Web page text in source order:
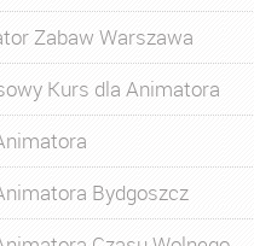
Zabaw Warszawa
Kurs dla Animatora
Bydgoszcz